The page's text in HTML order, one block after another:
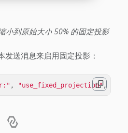
小到原始大小 50% 的固定投影
发送消息来启用固定投影：
, "use_fixed_projection",